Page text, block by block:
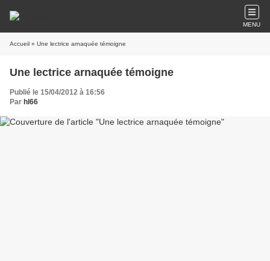
MENU
Accueil » Une lectrice arnaquée témoigne
Une lectrice arnaquée témoigne
Publié le 15/04/2012 à 16:56
Par hl66